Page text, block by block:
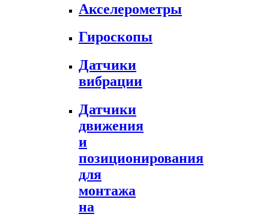
Акселерометры
Гироскопы
Датчики
вибрации
Датчики
движения
и
позиционирования
для
монтажа
на